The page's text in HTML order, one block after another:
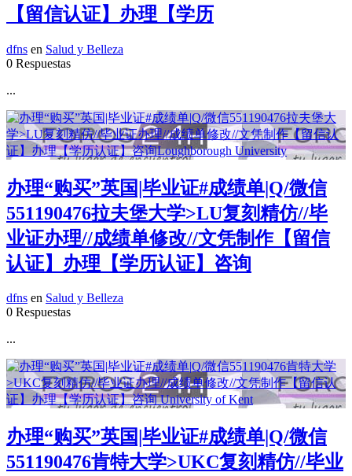
【留信认证】办理【学历
dfns en Salud y Belleza
0 Respuestas
...
办理“购买”英国|毕业证#成绩单|Q/微信
551190476拉夫堡大学>LU复刻精仿//毕
业证办理//成绩单修改//文凭制作【留信
认证】办理【学历认证】咨询
dfns en Salud y Belleza
0 Respuestas
...
办理“购买”英国|毕业证#成绩单|Q/微信
551190476肯特大学>UKC复刻精仿//毕业